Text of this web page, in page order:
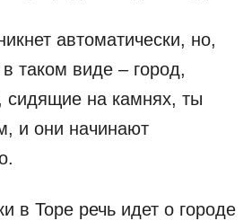
автоматически, но,
таком виде – город,
сидящие на камнях, ты
и они начинают
в Торе речь идет о городе